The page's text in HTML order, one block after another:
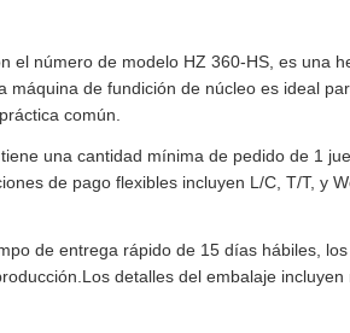
el número de modelo HZ 360-HS, es una
de fundición de núcleo es ideal
común.
una cantidad mínima de pedido de 1
de pago flexibles incluyen L/C, T/T, y
de entrega rápido de 15 días hábiles,
detalles del embalaje